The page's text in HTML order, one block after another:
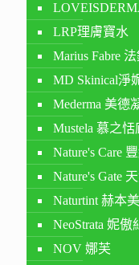
LRP理膚寶水
Marius Fabre
MD Skinical淨
Mederma 美德
Mustela 慕之恬
Nature's Care
Nature's Gate
Naturtint 赫本
NeoStrata 妮傲
NOV 娜芙